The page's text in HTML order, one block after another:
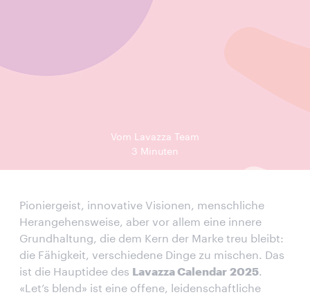
Vom Lavazza Team
3 Minuten
Pioniergeist, innovative Visionen, menschliche
Herangehensweise, aber vor allem eine innere
Grundhaltung, die dem Kern der Marke treu bleibt:
die Fähigkeit, verschiedene Dinge zu mischen. Das
ist die Hauptidee des Lavazza Calendar 2025.
«Let’s blend» ist eine offene, leidenschaftliche